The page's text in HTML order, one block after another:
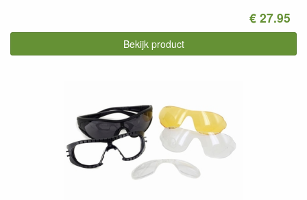
€ 27.95
Bekijk product